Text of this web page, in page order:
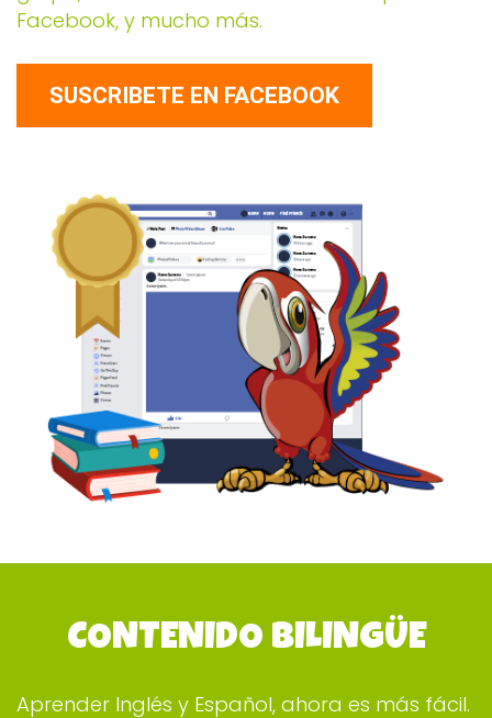
Facebook, y mucho más.
SUSCRIBETE EN FACEBOOK
CONTENIDO BILINGÜE
Aprender Inglés y Español, ahora es más fácil.